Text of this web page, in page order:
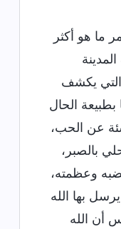
ما هو أكثر
يكشف
الحال
عن الحب،
بالصبر،
وعظمته،
بها الله
أن الله